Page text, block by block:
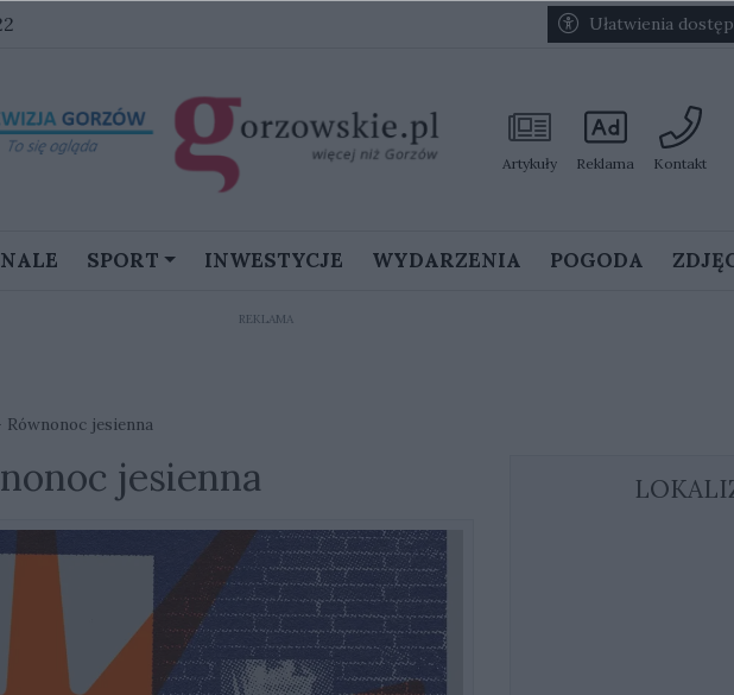
Ułatwienia
Artykuły Reklama Kontakt
SPORT INWESTYCJE WYDARZENIA POGODA
REKLAMA
Równonoc jesienna
jesienna